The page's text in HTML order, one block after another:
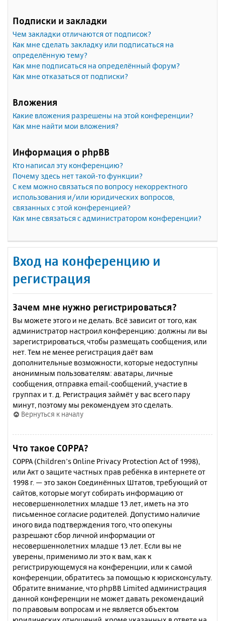
Подписки и закладки
Чем закладки отличаются от подписок?
Как мне сделать закладку или подписаться на
определённую тему?
Как мне подписаться на определённый форум?
Как мне отказаться от подписки?
Вложения
Какие вложения разрешены на этой конференции?
Как мне найти мои вложения?
Информация о phpBB
Кто написал эту конференцию?
Почему здесь нет такой-то функции?
С кем можно связаться по вопросу некорректного
использования и/или юридических вопросов,
связанных с этой конференцией?
Как мне связаться с администратором конференции?
Вход на конференцию и
регистрация
Зачем мне нужно регистрироваться?
Вы можете этого и не делать. Всё зависит от того, как
администратор настроил конференцию: должны ли вы
зарегистрироваться, чтобы размещать сообщения, или
нет. Тем не менее регистрация даёт вам
дополнительные возможности, которые недоступны
анонимным пользователям: аватары, личные
сообщения, отправка email-сообщений, участие в
группах и т. д. Регистрация займёт у вас всего пару
минут, поэтому мы рекомендуем это сделать.
Вернуться к началу
Что такое COPPA?
COPPA (Children’s Online Privacy Protection Act of 1998),
или Акт о защите частных прав ребёнка в интернете от
1998 г. — это закон Соединённых Штатов, требующий от
сайтов, которые могут собирать информацию от
несовершеннолетних младше 13 лет, иметь на это
письменное согласие родителей. Допустимо наличие
иного вида подтверждения того, что опекуны
разрешают сбор личной информации от
несовершеннолетних младше 13 лет. Если вы не
уверены, применимо ли это к вам, как к
регистрирующемуся на конференции, или к самой
конференции, обратитесь за помощью к юрисконсульту.
Обратите внимание, что phpBB Limited администрация
данной конференции не может давать рекомендаций
по правовым вопросам и не является объектом